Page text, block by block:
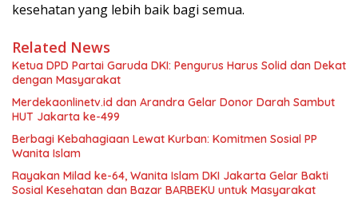
kesehatan yang lebih baik bagi semua.
Related News
Ketua DPD Partai Garuda DKI: Pengurus Harus Solid dan Dekat
dengan Masyarakat
Merdekaonlinetv.id dan Arandra Gelar Donor Darah Sambut
HUT Jakarta ke-499
Berbagi Kebahagiaan Lewat Kurban: Komitmen Sosial PP
Wanita Islam
Rayakan Milad ke-64, Wanita Islam DKI Jakarta Gelar Bakti
Sosial Kesehatan dan Bazar BARBEKU untuk Masyarakat